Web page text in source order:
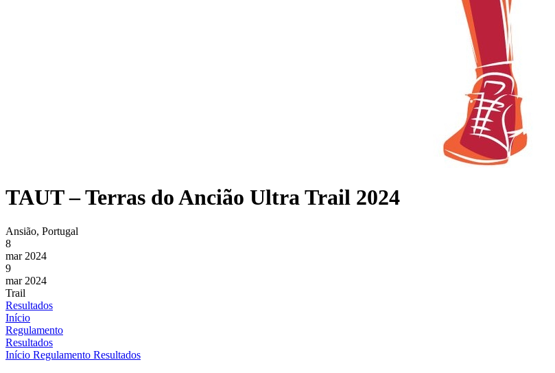
TAUT – Terras do Ancião Ultra Trail 2024
Ansião, Portugal
8
mar 2024
9
mar 2024
Trail
Resultados
Início
Regulamento
Resultados
Início Regulamento Resultados